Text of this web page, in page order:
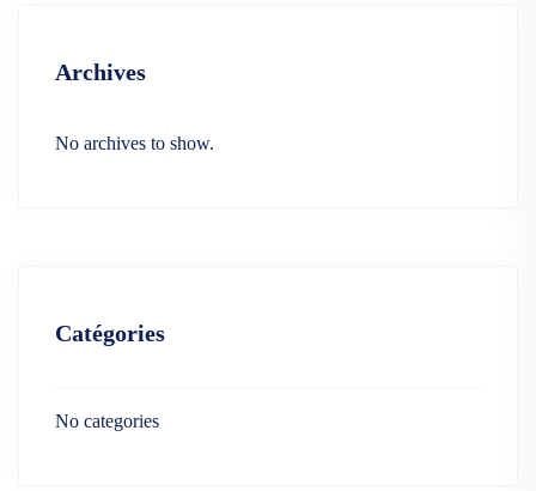
Archives
No archives to show.
Catégories
No categories